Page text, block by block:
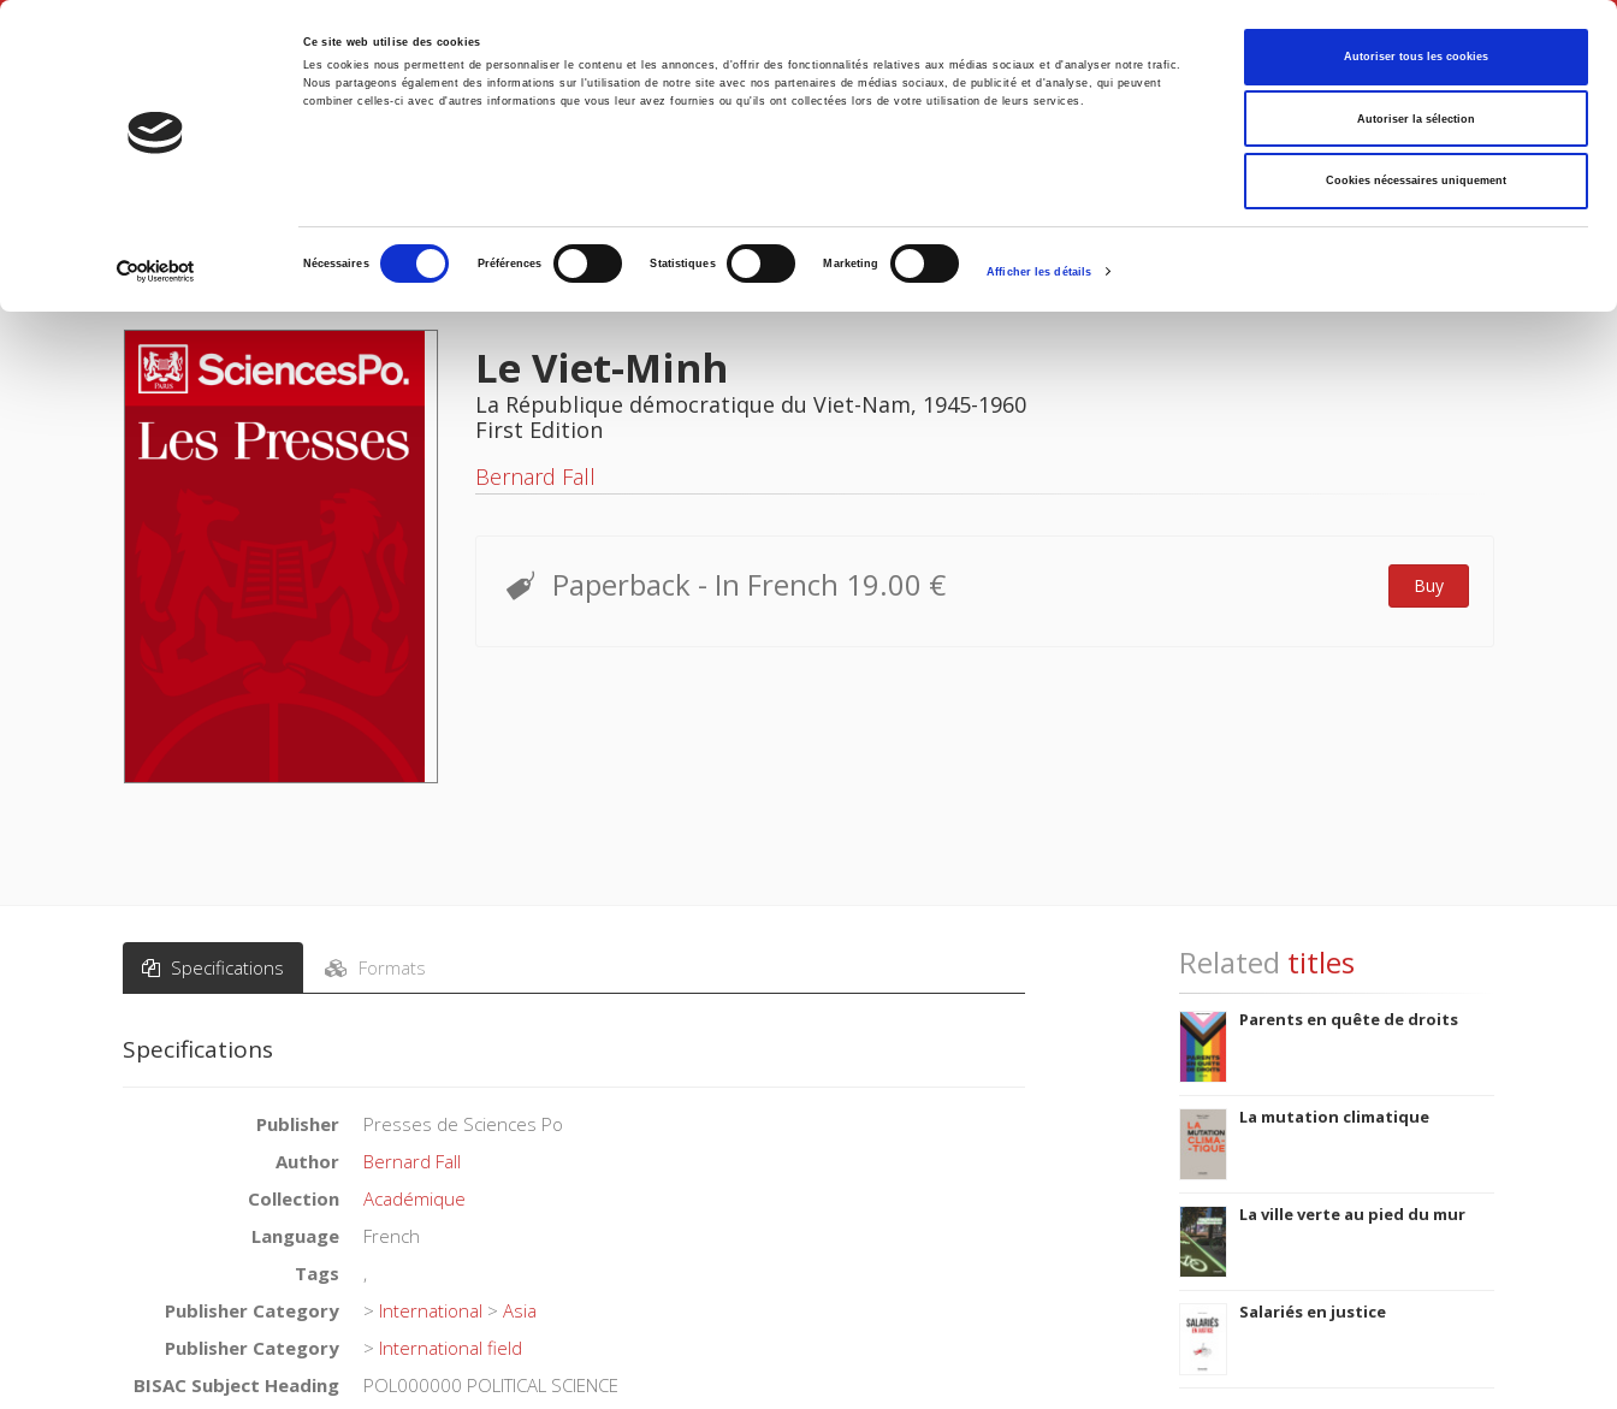
Ce site web utilise des cookies
Les cookies nous permettent de personnaliser le contenu et les annonces, d'offrir des fonctionnalités relatives aux médias sociaux et d'analyser notre trafic.
Nous partageons également des informations sur l'utilisation de notre site avec nos partenaires de médias sociaux, de publicité et d'analyse, qui peuvent
combiner celles-ci avec d'autres informations que vous leur avez fournies ou qu'ils ont collectées lors de votre utilisation de leurs services.
consentement
Nécessaires Préférences Statistiques Marketing
Afficher les détails
Autoriser tous les cookies
Autoriser la sélection
Cookies nécessaires uniquement
English
Home Environment History International Politics
IMAGES
Le Viet-Minh
La République démocratique du Viet-Nam, 1945-1960
First Edition
Bernard Fall
Paperback - In French 19.00 € Buy
Specifications Formats
Specifications
Publisher
Presses de Sciences Po
Author
Bernard Fall
Collection
Académique
Language
French
Tags
,
Publisher Category
> International > Asia
Publisher Category
> International field
BISAC Subject Heading
POL000000 POLITICAL SCIENCE
Related titles
Parents en quête de droits
La mutation climatique
La ville verte au pied du mur
Salariés en justice